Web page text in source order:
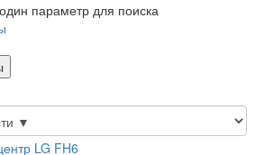
параметр для поиска